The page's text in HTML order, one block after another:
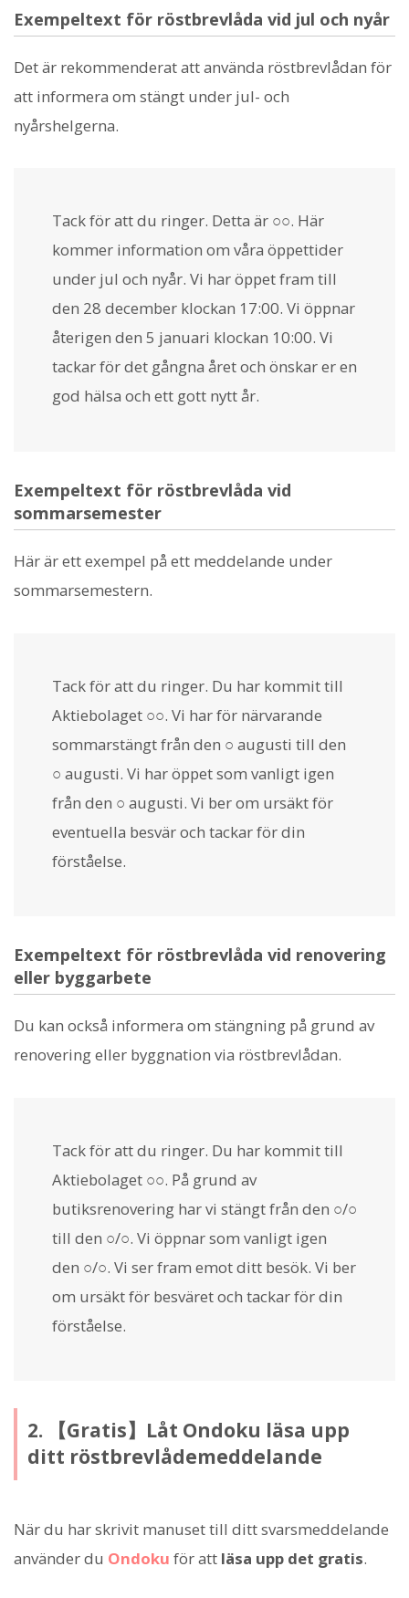
Exempeltext för röstbrevlåda vid jul och nyår
Det är rekommenderat att använda röstbrevlådan för
att informera om stängt under jul- och
nyårshelgerna.
Tack för att du ringer. Detta är ○○. Här
kommer information om våra öppettider
under jul och nyår. Vi har öppet fram till
den 28 december klockan 17:00. Vi öppnar
återigen den 5 januari klockan 10:00. Vi
tackar för det gångna året och önskar er en
god hälsa och ett gott nytt år.
Exempeltext för röstbrevlåda vid
sommarsemester
Här är ett exempel på ett meddelande under
sommarsemestern.
Tack för att du ringer. Du har kommit till
Aktiebolaget ○○. Vi har för närvarande
sommarstängt från den ○ augusti till den
○ augusti. Vi har öppet som vanligt igen
från den ○ augusti. Vi ber om ursäkt för
eventuella besvär och tackar för din
förståelse.
Exempeltext för röstbrevlåda vid renovering
eller byggarbete
Du kan också informera om stängning på grund av
renovering eller byggnation via röstbrevlådan.
Tack för att du ringer. Du har kommit till
Aktiebolaget ○○. På grund av
butiksrenovering har vi stängt från den ○/○
till den ○/○. Vi öppnar som vanligt igen
den ○/○. Vi ser fram emot ditt besök. Vi ber
om ursäkt för besväret och tackar för din
förståelse.
2. 【Gratis】Låt Ondoku läsa upp
ditt röstbrevlådemeddelande
När du har skrivit manuset till ditt svarsmeddelande
använder du Ondoku för att läsa upp det gratis.